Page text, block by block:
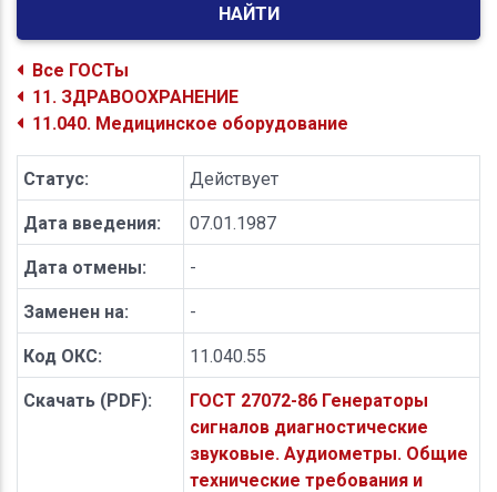
НАЙТИ
Все ГОСТы
11. ЗДРАВООХРАНЕНИЕ
11.040. Медицинское оборудование
Статус: Действует
Дата введения: 07.01.1987
Дата отмены: -
Заменен на: -
Код ОКС: 11.040.55
Скачать (PDF):
ГОСТ 27072-86 Генераторы
сигналов диагностические
звуковые. Аудиометры. Общие
технические требования и